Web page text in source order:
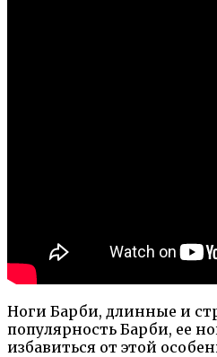
Ноги Барби, длинные и
популярность Барби, ее
избавиться от этой